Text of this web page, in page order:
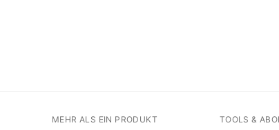
MEHR ALS EIN PRODUKT TOOLS &